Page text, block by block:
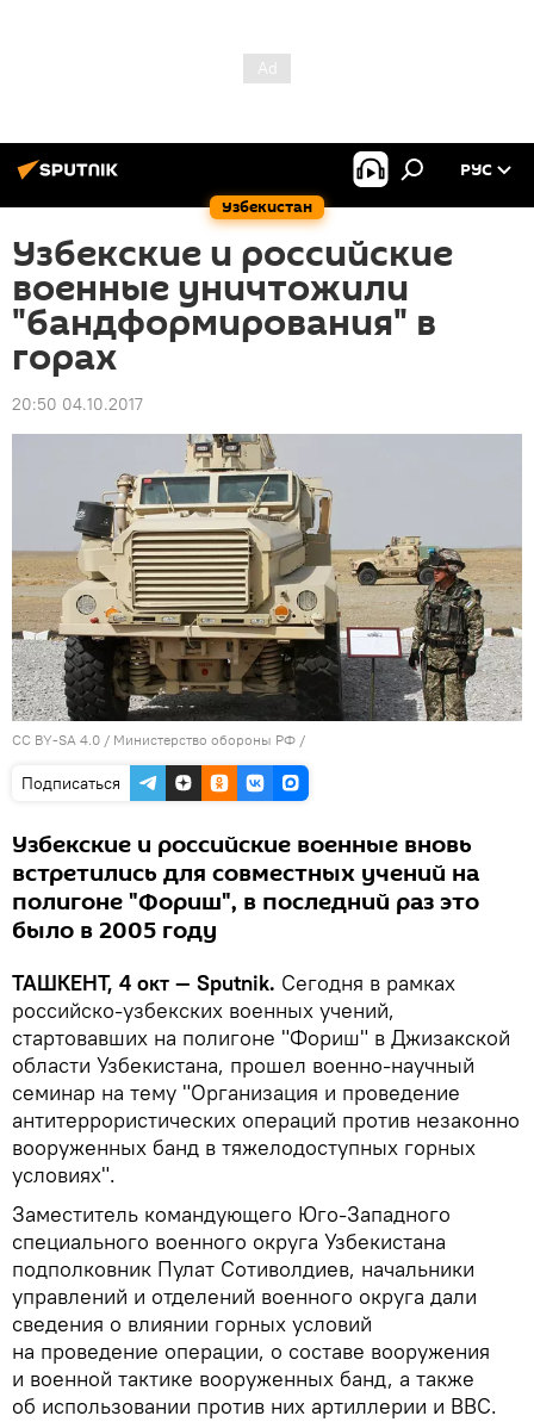
Узбекистан
РУС
Узбекские и российские
военные уничтожили
"бандформирования" в
горах
20:50 04.10.2017
CC BY-SA 4.0 / Министерство обороны РФ /
Подписаться
Узбекские и российские военные вновь
встретились для совместных учений на
полигоне "Фориш", в последний раз это
было в 2005 году
ТАШКЕНТ, 4 окт — Sputnik. Сегодня в рамках
российско-узбекских военных учений,
стартовавших на полигоне "Фориш" в Джизакской
области Узбекистана, прошел военно-научный
семинар на тему "Организация и проведение
антитеррористических операций против незаконно
вооруженных банд в тяжелодоступных горных
условиях".
Заместитель командующего Юго-Западного
специального военного округа Узбекистана
подполковник Пулат Сотиволдиев, начальники
управлений и отделений военного округа дали
сведения о влиянии горных условий
на проведение операции, о составе вооружения
и военной тактике вооруженных банд, а также
об использовании против них артиллерии и ВВС.